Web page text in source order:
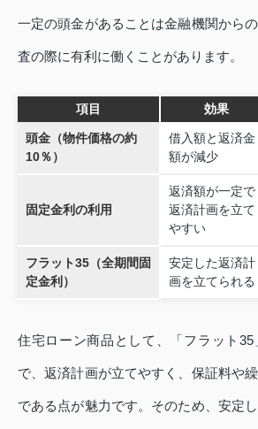
一定の頭金があることは金融機関から
査の際に有利に働くことがあります。
項目 効果
頭金（物件価格の約
10％）
借入額と返済金
額が減少
固定金利の利用
返済額が一定で
返済計画を立て
やすい
フラット35（全期間固
定金利）
安定した返済計
画を立てられる
住宅ローン商品として、「フラット35
で、返済計画が立てやすく、保証料や
である点が魅力です。そのため、安定